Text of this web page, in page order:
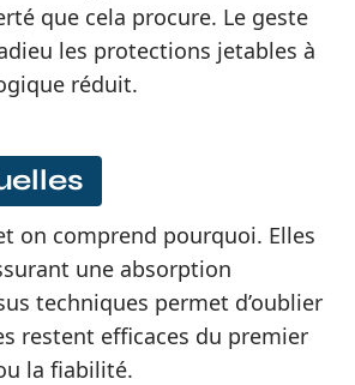
que cela procure. Le geste
les protections jetables à
réduit.
on comprend pourquoi. Elles
une absorption
techniques permet d’oublier
restent efficaces du premier
la fiabilité.